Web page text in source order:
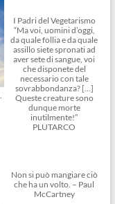
I Padri del Vegetarismo
“Ma voi, uomini d’oggi,
da quale follia e da quale
assillo siete spronati ad
aver sete di sangue, voi
che disponete del
necessario con tale
sovrabbondanza? […]
Queste creature sono
dunque morte
inutilmente!”
PLUTARCO
Non si può mangiare ciò
che ha un volto. – Paul
McCartney